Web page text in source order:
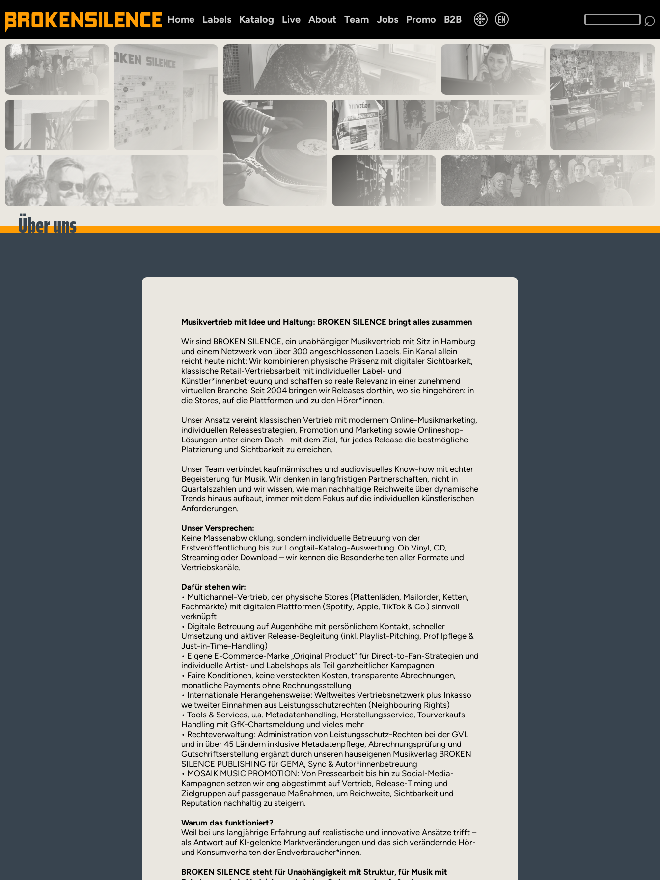
Home Labels Katalog Live About Team Jobs Promo B2B ❉ EN ⌕
Über uns
Musikvertrieb mit Idee und Haltung: BROKEN SILENCE bringt alles zusammen
Wir sind BROKEN SILENCE, ein unabhängiger Musikvertrieb mit Sitz in Hamburg
und einem Netzwerk von über 300 angeschlossenen Labels. Ein Kanal allein
reicht heute nicht: Wir kombinieren physische Präsenz mit digitaler Sichtbarkeit,
klassische Retail-Vertriebsarbeit mit individueller Label- und
Künstler*innenbetreuung und schaffen so reale Relevanz in einer zunehmend
virtuellen Branche. Seit 2004 bringen wir Releases dorthin, wo sie hingehören: in
die Stores, auf die Plattformen und zu den Hörer*innen.
Unser Ansatz vereint klassischen Vertrieb mit modernem Online-Musikmarketing,
individuellen Releasestrategien, Promotion und Marketing sowie Onlineshop-
Lösungen unter einem Dach - mit dem Ziel, für jedes Release die bestmögliche
Platzierung und Sichtbarkeit zu erreichen.
Unser Team verbindet kaufmännisches und audiovisuelles Know-how mit echter
Begeisterung für Musik. Wir denken in langfristigen Partnerschaften, nicht in
Quartalszahlen und wir wissen, wie man nachhaltige Reichweite über dynamische
Trends hinaus aufbaut, immer mit dem Fokus auf die individuellen künstlerischen
Anforderungen.
Unser Versprechen:
Keine Massenabwicklung, sondern individuelle Betreuung von der
Erstveröffentlichung bis zur Longtail-Katalog-Auswertung. Ob Vinyl, CD,
Streaming oder Download – wir kennen die Besonderheiten aller Formate und
Vertriebskanäle.
Dafür stehen wir:
• Multichannel-Vertrieb, der physische Stores (Plattenläden, Mailorder, Ketten,
Fachmärkte) mit digitalen Plattformen (Spotify, Apple, TikTok & Co.) sinnvoll
verknüpft
• Digitale Betreuung auf Augenhöhe mit persönlichem Kontakt, schneller
Umsetzung und aktiver Release-Begleitung (inkl. Playlist-Pitching, Profilpflege &
Just-in-Time-Handling)
• Eigene E-Commerce-Marke „Original Product“ für Direct-to-Fan-Strategien und
individuelle Artist- und Labelshops als Teil ganzheitlicher Kampagnen
• Faire Konditionen, keine versteckten Kosten, transparente Abrechnungen,
monatliche Payments ohne Rechnungsstellung
• Internationale Herangehensweise: Weltweites Vertriebsnetzwerk plus Inkasso
weltweiter Einnahmen aus Leistungsschutzrechten (Neighbouring Rights)
• Tools & Services, u.a. Metadatenhandling, Herstellungsservice, Tourverkaufs-
Handling mit GfK-Chartsmeldung und vieles mehr
• Rechteverwaltung: Administration von Leistungsschutz-Rechten bei der GVL
und in über 45 Ländern inklusive Metadatenpflege, Abrechnungsprüfung und
Gutschriftserstellung ergänzt durch unseren hauseigenen Musikverlag BROKEN
SILENCE PUBLISHING für GEMA, Sync & Autor*innenbetreuung
• MOSAIK MUSIC PROMOTION: Von Pressearbeit bis hin zu Social-Media-
Kampagnen setzen wir eng abgestimmt auf Vertrieb, Release-Timing und
Zielgruppen auf passgenaue Maßnahmen, um Reichweite, Sichtbarkeit und
Reputation nachhaltig zu steigern.
Warum das funktioniert?
Weil bei uns langjährige Erfahrung auf realistische und innovative Ansätze trifft –
als Antwort auf KI-gelenkte Marktveränderungen und das sich verändernde Hör-
und Konsumverhalten der Endverbraucher*innen.
BROKEN SILENCE steht für Unabhängigkeit mit Struktur, für Musik mit